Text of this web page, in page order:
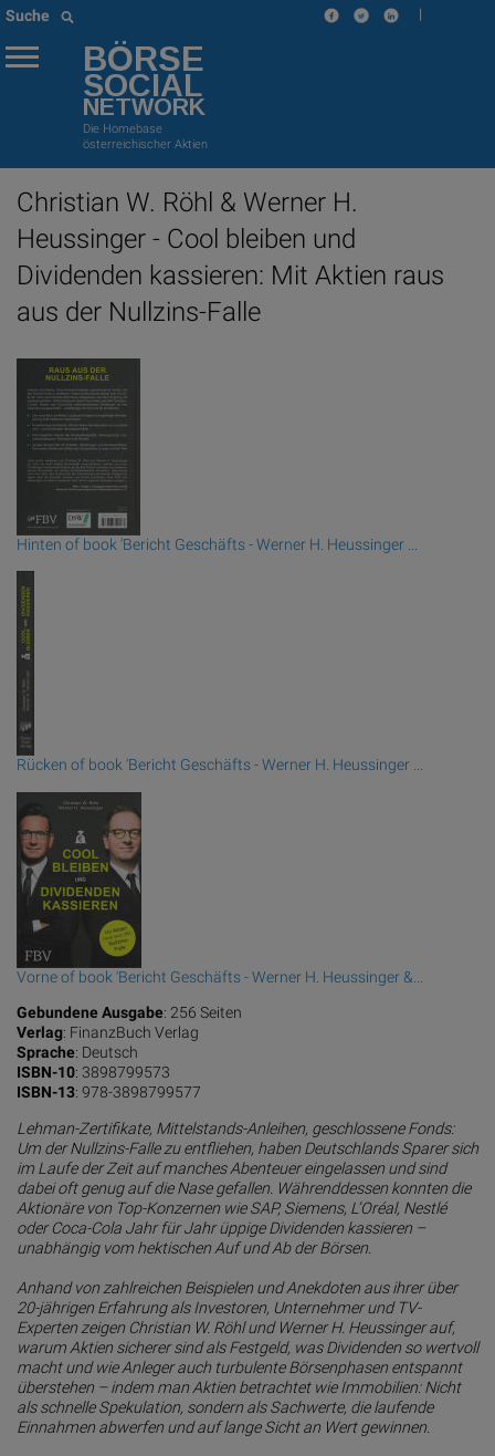
Suche |
BÖRSE
SOCIAL
NETWORK
Die Homebase
österreichischer Aktien
Christian W. Röhl & Werner H.
Heussinger - Cool bleiben und
Dividenden kassieren: Mit Aktien raus
aus der Nullzins-Falle
Hinten of book 'Bericht Geschäfts - Werner H. Heussinger ...
Rücken of book 'Bericht Geschäfts - Werner H. Heussinger ...
Vorne of book 'Bericht Geschäfts - Werner H. Heussinger &...
Gebundene Ausgabe: 256 Seiten
Verlag: FinanzBuch Verlag
Sprache: Deutsch
ISBN-10: 3898799573
ISBN-13: 978-3898799577
Lehman-Zertifikate, Mittelstands-Anleihen, geschlossene Fonds:
Um der Nullzins-Falle zu entfliehen, haben Deutschlands Sparer sich
im Laufe der Zeit auf manches Abenteuer eingelassen und sind
dabei oft genug auf die Nase gefallen. Währenddessen konnten die
Aktionäre von Top-Konzernen wie SAP, Siemens, L’Oréal, Nestlé
oder Coca-Cola Jahr für Jahr üppige Dividenden kassieren –
unabhängig vom hektischen Auf und Ab der Börsen.
Anhand von zahlreichen Beispielen und Anekdoten aus ihrer über
20-jährigen Erfahrung als Investoren, Unternehmer und TV-
Experten zeigen Christian W. Röhl und Werner H. Heussinger auf,
warum Aktien sicherer sind als Festgeld, was Dividenden so wertvoll
macht und wie Anleger auch turbulente Börsenphasen entspannt
überstehen – indem man Aktien betrachtet wie Immobilien: Nicht
als schnelle Spekulation, sondern als Sachwerte, die laufende
Einnahmen abwerfen und auf lange Sicht an Wert gewinnen.